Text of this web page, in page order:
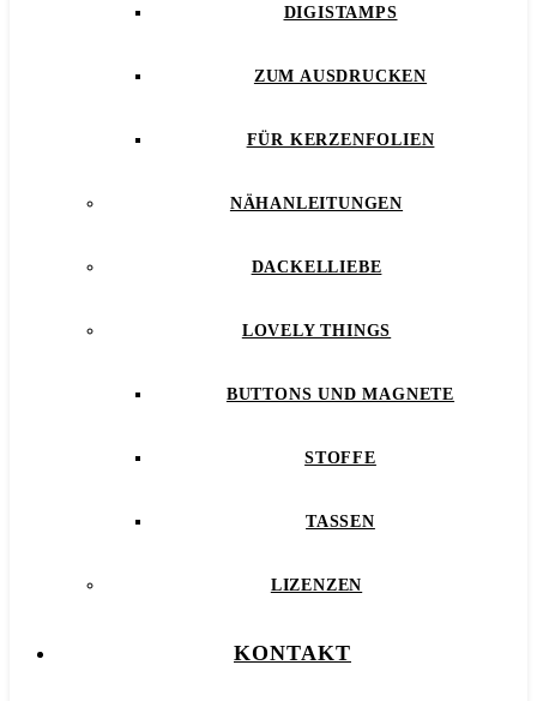
DIGISTAMPS
ZUM AUSDRUCKEN
FÜR KERZENFOLIEN
NÄHANLEITUNGEN
DACKELLIEBE
LOVELY THINGS
BUTTONS UND MAGNETE
STOFFE
TASSEN
LIZENZEN
KONTAKT